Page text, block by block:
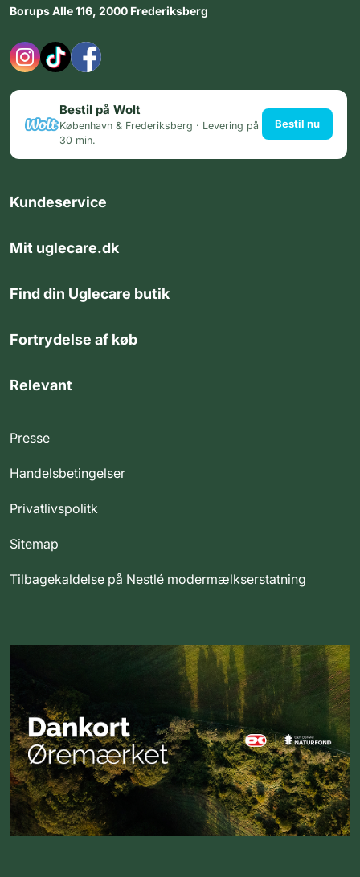
Borups Alle 116, 2000 Frederiksberg
Bestil på Wolt
København & Frederiksberg · Levering på
30 min.
Bestil nu
Kundeservice
Mit uglecare.dk
Find din Uglecare butik
Fortrydelse af køb
Relevant
Presse
Handelsbetingelser
Privatlivspolitk
Sitemap
Tilbagekaldelse på Nestlé modermælkserstatning